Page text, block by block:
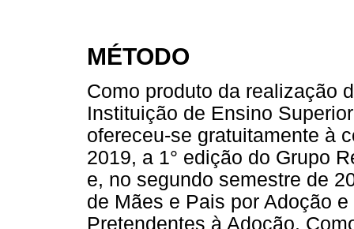
MÉTODO
Como produto da realização
Instituição de Ensino
ofereceu-se gratuitamente à
2019, a 1° edição do Grupo
e, no segundo semestre de
de Mães e Pais por Adoção
Pretendentes à Adoção.